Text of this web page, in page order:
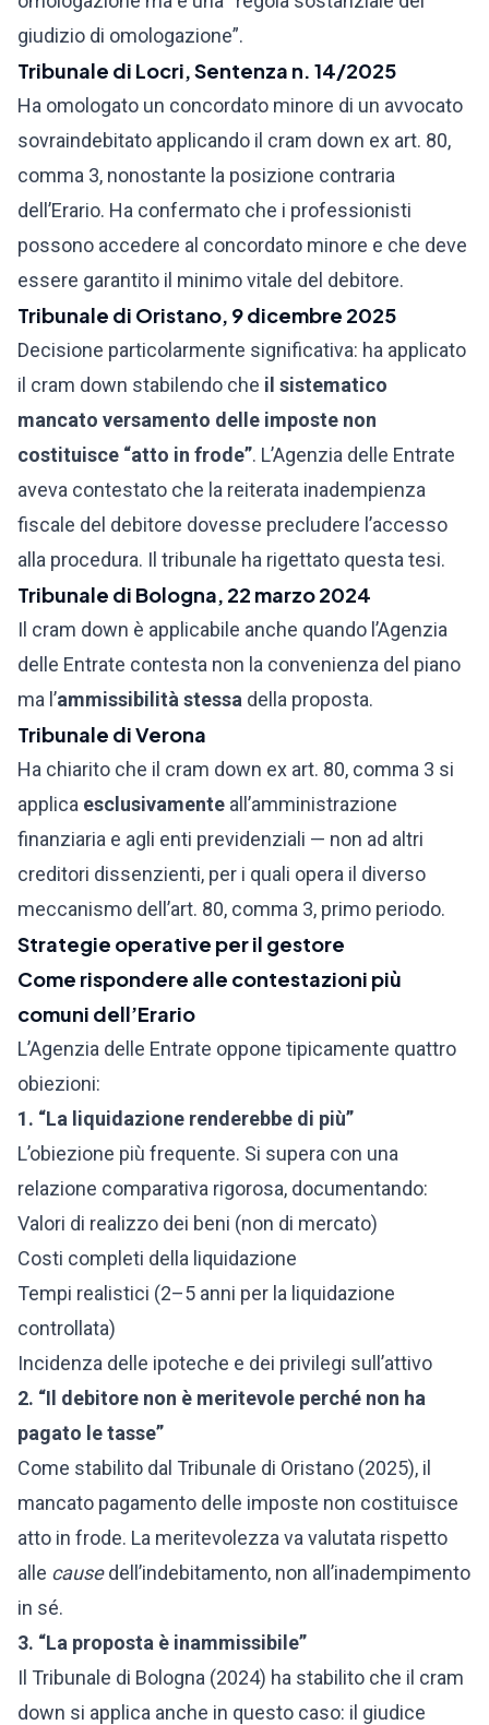
giudizio di omologazione”.
Tribunale di Locri, Sentenza n. 14/2025
Ha omologato un concordato minore di un avvocato
sovraindebitato applicando il cram down ex art. 80,
comma 3, nonostante la posizione contraria
dell’Erario. Ha confermato che i professionisti
possono accedere al concordato minore e che deve
essere garantito il minimo vitale del debitore.
Tribunale di Oristano, 9 dicembre 2025
Decisione particolarmente significativa: ha applicato
il cram down stabilendo che il sistematico
mancato versamento delle imposte non
costituisce “atto in frode”. L’Agenzia delle Entrate
aveva contestato che la reiterata inadempienza
fiscale del debitore dovesse precludere l’accesso
alla procedura. Il tribunale ha rigettato questa tesi.
Tribunale di Bologna, 22 marzo 2024
Il cram down è applicabile anche quando l’Agenzia
delle Entrate contesta non la convenienza del piano
ma l’ammissibilità stessa della proposta.
Tribunale di Verona
Ha chiarito che il cram down ex art. 80, comma 3 si
applica esclusivamente all’amministrazione
finanziaria e agli enti previdenziali — non ad altri
creditori dissenzienti, per i quali opera il diverso
meccanismo dell’art. 80, comma 3, primo periodo.
Strategie operative per il gestore
Come rispondere alle contestazioni più
comuni dell’Erario
L’Agenzia delle Entrate oppone tipicamente quattro
obiezioni:
1. “La liquidazione renderebbe di più”
L’obiezione più frequente. Si supera con una
relazione comparativa rigorosa, documentando:
Valori di realizzo dei beni (non di mercato)
Costi completi della liquidazione
Tempi realistici (2–5 anni per la liquidazione
controllata)
Incidenza delle ipoteche e dei privilegi sull’attivo
2. “Il debitore non è meritevole perché non ha
pagato le tasse”
Come stabilito dal Tribunale di Oristano (2025), il
mancato pagamento delle imposte non costituisce
atto in frode. La meritevolezza va valutata rispetto
alle causedell’indebitamento, non all’inadempimento
in sé.
3. “La proposta è inammissibile”
Il Tribunale di Bologna (2024) ha stabilito che il cram
down si applica anche in questo caso: il giudice